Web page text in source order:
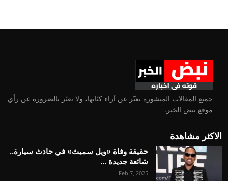
جميع المقالات المنشورة تعبّر عن آراء كتّابها، ولا تعبّر بالضرورة عن رأي
موقع نبض الخبر.
الاكثر مشاهدة
حقيقة وفاة «ويل سميث» في حادث سيارة..
شائعة جديدة ...
Feb 7, 2025